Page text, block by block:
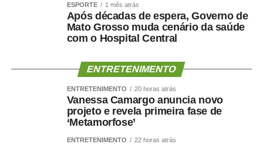
ESPORTE 1 mês atrás
Após décadas de espera, Governo de
Mato Grosso muda cenário da saúde
com o Hospital Central
ENTRETENIMENTO
ENTRETENIMENTO 20 horas atrás
Vanessa Camargo anuncia novo
projeto e revela primeira fase de
‘Metamorfose’
ENTRETENIMENTO 22 horas atrás